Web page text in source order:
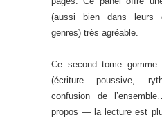
(aussi bien dans leurs
genres) très agréable.
Ce second tome
(écriture poussive,
confusion de
propos — la lecture est